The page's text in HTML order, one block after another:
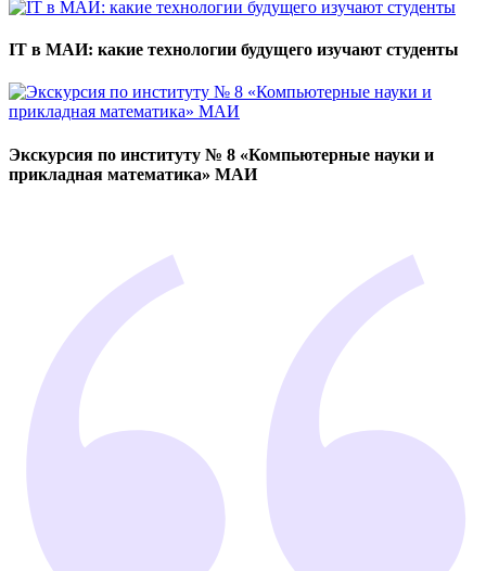
IT в МАИ: какие технологии будущего изучают студенты
Экскурсия по институту № 8 «Компьютерные науки и
прикладная математика» МАИ